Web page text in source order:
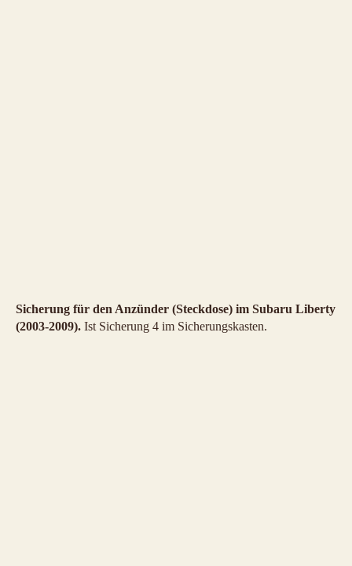
Sicherung für den Anzünder (Steckdose) im Subaru Liberty
(2003-2009). Ist Sicherung 4 im Sicherungskasten.